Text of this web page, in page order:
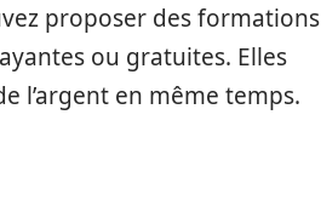
proposer des formations
ou gratuites. Elles
l’argent en même temps.